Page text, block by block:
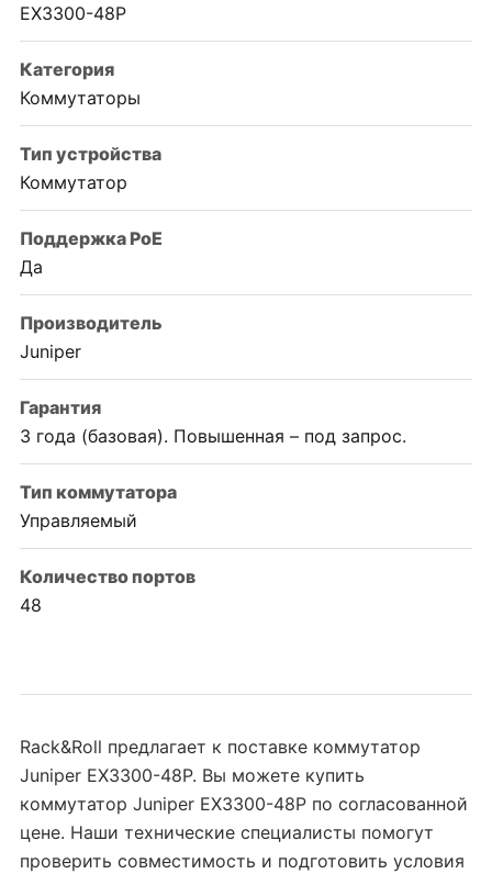
EX3300-48P
Категория
Коммутаторы
Тип устройства
Коммутатор
Поддержка PoE
Да
Производитель
Juniper
Гарантия
3 года (базовая). Повышенная – под запрос.
Тип коммутатора
Управляемый
Количество портов
48
Rack&Roll предлагает к поставке коммутатор
Juniper EX3300-48P. Вы можете купить
коммутатор Juniper EX3300-48P по согласованной
цене. Наши технические специалисты помогут
проверить совместимость и подготовить условия